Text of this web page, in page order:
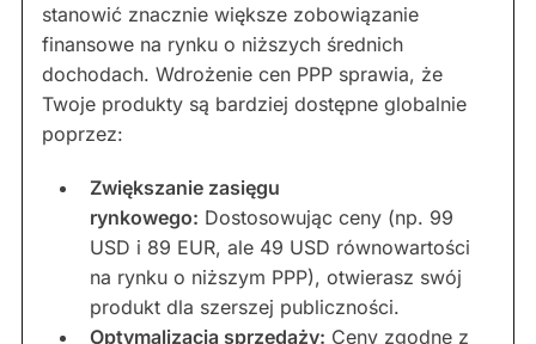
stanowić znacznie większe zobowiązanie
finansowe na rynku o niższych średnich
dochodach. Wdrożenie cen PPP sprawia, że
Twoje produkty są bardziej dostępne globalnie
poprzez:
Zwiększanie zasięgu
rynkowego: Dostosowując ceny (np. 99
USD i 89 EUR, ale 49 USD równowartości
na rynku o niższym PPP), otwierasz swój
produkt dla szerszej publiczności.
Optymalizacja sprzedaży: Ceny zgodne z